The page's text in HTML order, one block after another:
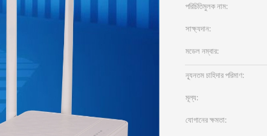
পরিচিতিমুলক নাম:
সাক্ষ্যদান:
মডেল নম্বার:
ন্যূনতম চাহিদার পরিমাণ:
মূল্য:
যোগানের ক্ষমতা: